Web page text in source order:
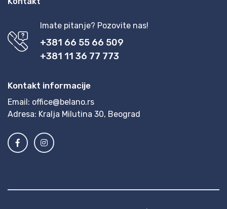
Imate pitanje? Pozovite nas!
+381 66 55 66 509
+381 11 36 77 773
Kontakt informacije
Email: office@belano.rs
Adresa: Kralja Milutina 30, Beograd